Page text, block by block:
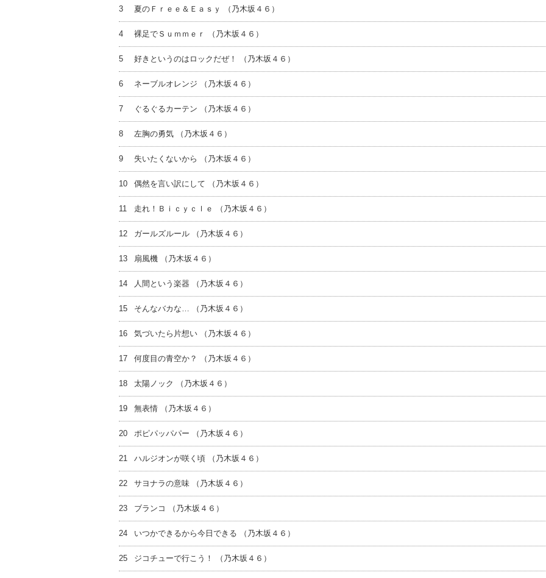
3 夏のＦｒｅｅ＆Ｅａｓｙ （乃木坂４６）
4 裸足でＳｕｍｍｅｒ （乃木坂４６）
5 好きというのはロックだぜ！ （乃木坂４６）
6 ネーブルオレンジ （乃木坂４６）
7 ぐるぐるカーテン （乃木坂４６）
8 左胸の勇気 （乃木坂４６）
9 失いたくないから （乃木坂４６）
10 偶然を言い訳にして （乃木坂４６）
11 走れ！Ｂｉｃｙｃｌｅ （乃木坂４６）
12 ガールズルール （乃木坂４６）
13 扇風機 （乃木坂４６）
14 人間という楽器 （乃木坂４６）
15 そんなバカな… （乃木坂４６）
16 気づいたら片想い （乃木坂４６）
17 何度目の青空か？ （乃木坂４６）
18 太陽ノック （乃木坂４６）
19 無表情 （乃木坂４６）
20 ポピパッパパー （乃木坂４６）
21 ハルジオンが咲く頃 （乃木坂４６）
22 サヨナラの意味 （乃木坂４６）
23 ブランコ （乃木坂４６）
24 いつかできるから今日できる （乃木坂４６）
25 ジコチューで行こう！ （乃木坂４６）